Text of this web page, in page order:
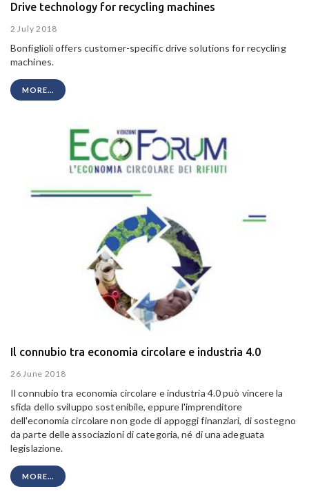
Drive technology for recycling machines
2 July 2018
Bonfiglioli offers customer-specific drive solutions for recycling
machines.
MORE...
Il connubio tra economia circolare e industria 4.0
26 June 2018
Il connubio tra economia circolare e industria 4.0 può vincere la
sfida dello sviluppo sostenibile, eppure l'imprenditore
dell'economia circolare non gode di appoggi finanziari, di sostegno
da parte delle associazioni di categoria, né di una adeguata
legislazione.
MORE...